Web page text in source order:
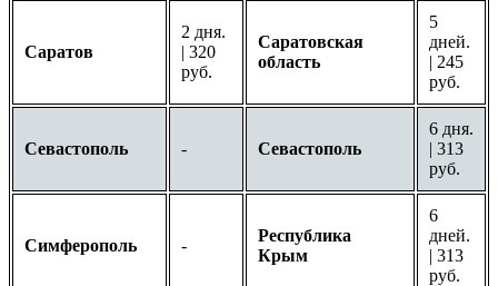
Саратов
2 дня.
| 320
руб.
Саратовская
область
5
дней.
| 245
руб.
Севастополь - Севастополь
6 дня.
| 313
руб.
Симферополь -
Республика
Крым
6
дней.
| 313
руб.